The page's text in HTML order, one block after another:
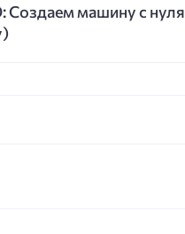
Создаем машину с нуля